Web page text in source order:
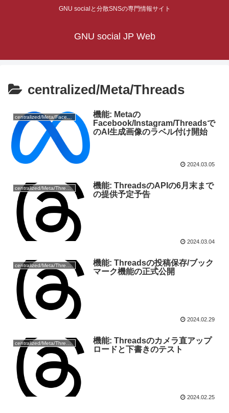
GNU socialと分散SNSの専門情報サイト
GNU social JP Web
centralized/Meta/Threads
機能: Metaの
Facebook/Instagram/Threadsで
のAI生成画像のラベル付け開始
2024.03.05
centralized/Meta/Threads
機能: ThreadsのAPIの6月末まで
の提供予定予告
2024.03.04
centralized/Meta/Threads
機能: Threadsの投稿保存/ブック
マーク機能の正式公開
2024.02.29
centralized/Meta/Threads
機能: Threadsのカメラ直アップ
ロードと下書きのテスト
2024.02.25